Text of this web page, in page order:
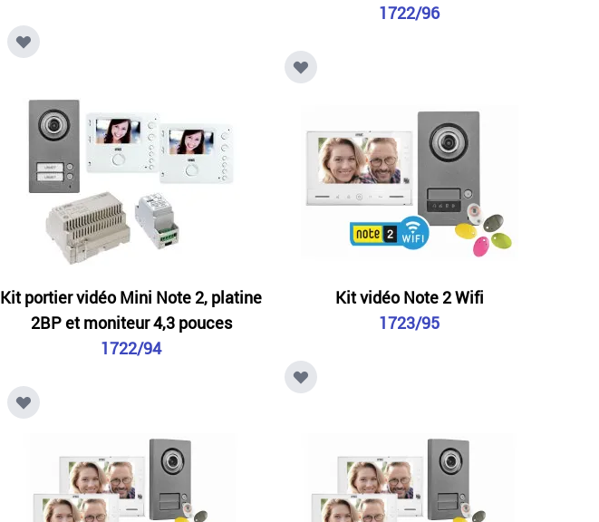
1722/96
Kit portier vidéo Mini Note 2, platine
2BP et moniteur 4,3 pouces
1722/94
Kit vidéo Note 2 Wifi
1723/95